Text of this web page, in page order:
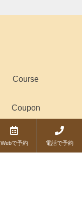
Course
Coupon
Webで予約 電話で予約